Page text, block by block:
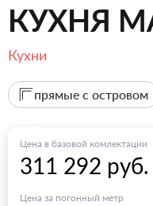
КУХНЯ
Кухни
прямые с островом
Цена в базовой комлектации
311 292 руб.
Цена за погонный метр